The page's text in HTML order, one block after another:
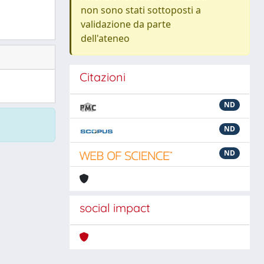
non sono stati sottoposti a
validazione da parte
dell'ateneo
Citazioni
ND
ND
ND
social impact